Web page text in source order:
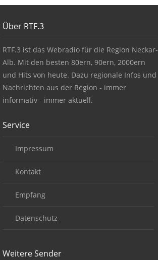
About BWeins
Über RTF.3
RTF.3 ist das Webradio für die Region Neckar-
Alb. Mit den besten 80ern, 90ern, 2000ern
und Hits von heute. Dazu regionale Infos und
Nachrichten aus der Region - immer
informativ - immer aktuell.
Service
Impressum
Kontakt
Empfang
Datenschutz
Weitere Sender